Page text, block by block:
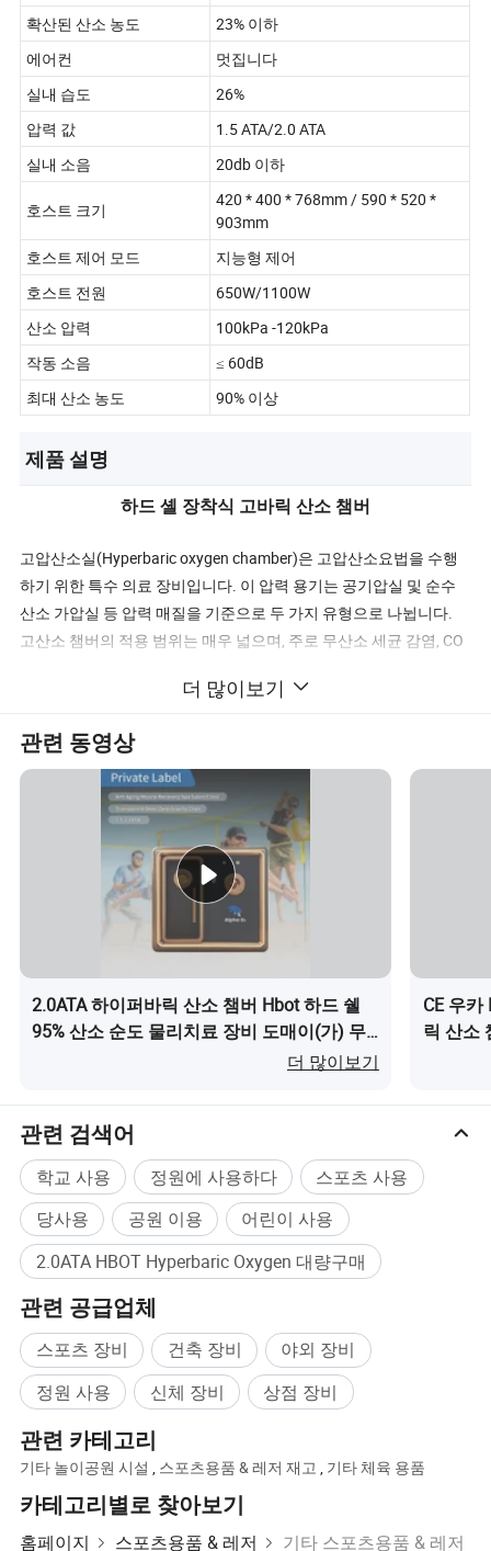
확산된 산소 농도
23% 이하
에어컨
멋집니다
실내 습도
26%
압력 값
1.5 ATA/2.0 ATA
실내 소음
20db 이하
호스트 크기
420 * 400 * 768mm / 590 * 520 *
903mm
호스트 제어 모드
지능형 제어
호스트 전원
650W/1100W
산소 압력
100kPa -120kPa
작동 소음
≤ 60dB
최대 산소 농도
90% 이상
제품 설명
하드 셸 장착식 고바릭 산소 챔버
고압산소실(Hyperbaric oxygen chamber)은 고압산소요법을 수행
하기 위한 특수 의료 장비입니다. 이 압력 용기는 공기압실 및 순수
산소 가압실 등 압력 매질을 기준으로 두 가지 유형으로 나뉩니다.
고산소 챔버의 적용 범위는 매우 넓으며, 주로 무산소 세균 감염, CO
용됩니다. 외상성 뇌손상, 뇌혈관 질환 등
업그레이드된 버전.
업그레이드된 2.0ATA 압력으로 순수 산소가 더 공급되어 산소 요법
이 더 효과적입니다.
합리적인 디자인, 많은 인간적인 디테일, 최고의 표준 건설, 그리고
추가 옵션의 가능성이 결합되어 Kingshare 하이퍼바릭 챔버가 세계
시장에서 최고의 수준을 자랑합니다.
우리는 특별한 섬유 교차결합 방법의 고온 혼합을 사용하여 조인트
없이 진정한 원피스를 만듭니다.
접착제가 전혀 사용되지 않고 인체에 완전히 해롭지 않기 때문에 캡
슐에는 환경 호르몬이 존재하지 않습니다.
더 많이보기
관련 동영상
2.0ATA 하이퍼바릭 산소 챔버 Hbot 하드 쉘
95% 산소 순도 물리치료 장비 도매이(가) 무
더 많이보기
CE 우
릭 산소
관련 검색어
학교 사용 정원에 사용하다
스포츠 사용
당사용
공원 이용
어린이 사용
2.0ATA HBOT Hyperbaric Oxygen 대량구매
관련 공급업체
스포츠 장비 건축 장비
야외 장비
정원 사용
신체 장비 상점 장비
관련 카테고리
기타 놀이공원 시설 , 스포츠용품 & 레저 재고 , 기타 체육 용품
카테고리별로 찾아보기
홈페이지 스포츠용품 & 레저 기타 스포츠용품 & 레저